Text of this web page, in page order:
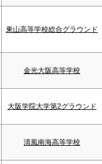
東山高等学校総合グラウンド
金光大阪高等学校
大阪学院大学第2グラウンド
清風南海高等学校